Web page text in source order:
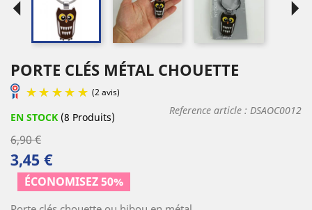
arrow_left arrow_right
PORTE CLÉS MÉTAL CHOUETTE
(2 avis)
EN STOCK (8 Produits)
Reference article : DSAOC0012
6,90 €
3,45 €
ÉCONOMISEZ 50%